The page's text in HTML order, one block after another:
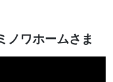
ノワホームさま